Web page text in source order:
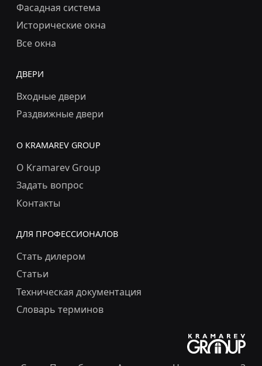
Фасадная система
Исторические окна
Все окна
ДВЕРИ
Входные двери
Раздвижные двери
О КRAMAREV GROUP
О Kramarev Group
Задать вопрос
Контакты
ДЛЯ ПРОФЕССИОНАЛОВ
Стать дилером
Статьи
Техническая документация
Словарь терминов